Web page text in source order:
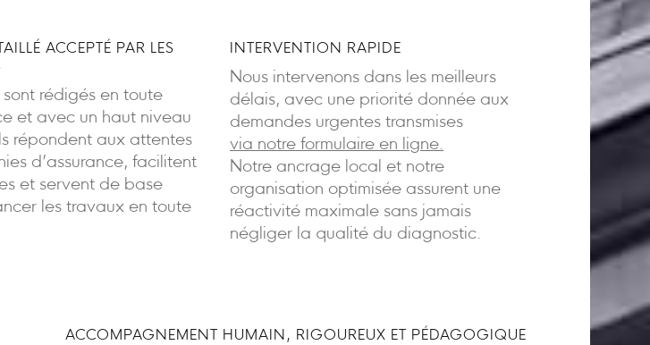
ACCEPTÉ PAR LES
rédigés en toute
et avec un haut niveau
répondent aux attentes
d’assurance, facilitent
et servent de base
les travaux en toute
INTERVENTION RAPIDE
Nous intervenons dans les meilleurs
délais, avec une priorité donnée aux
demandes urgentes transmises
via notre formulaire en ligne.
Notre ancrage local et notre
organisation optimisée assurent une
réactivité maximale sans jamais
négliger la qualité du diagnostic.
ACCOMPAGNEMENT HUMAIN, RIGOUREUX ET PÉDAGOGIQUE